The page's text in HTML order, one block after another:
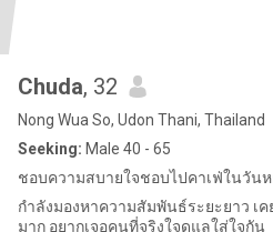
Chuda, 32
Nong Wua So, Udon Thani, Thailand
Seeking: Male 40 - 65
ชอบความสบายใจชอบไปคาเฟ่ในวัน
กำลังมองหาความสัมพันธ์ระยะยาว เค
มาก อยากเจอคนที่จริงใจดูแลใส่ใจกัน